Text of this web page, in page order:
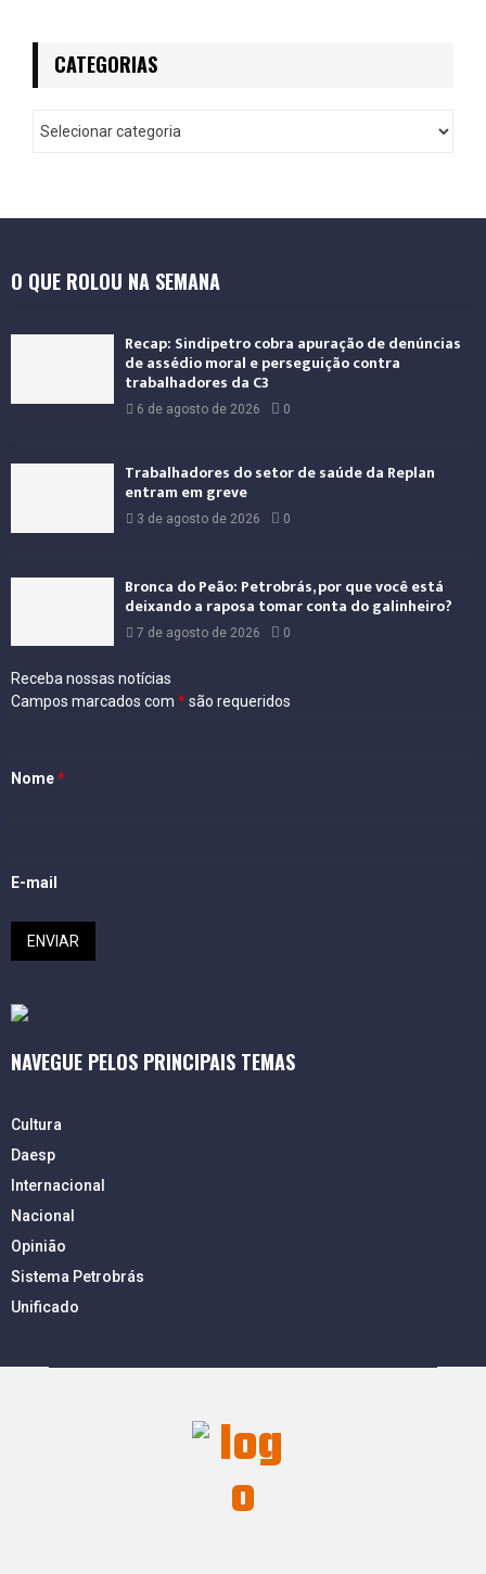
CATEGORIAS
O QUE ROLOU NA SEMANA
Recap: Sindipetro cobra apuração de denúncias
de assédio moral e perseguição contra
trabalhadores da C3
6 de agosto de 2026 0
Trabalhadores do setor de saúde da Replan
entram em greve
3 de agosto de 2026 0
Bronca do Peão: Petrobrás, por que você está
deixando a raposa tomar conta do galinheiro?
7 de agosto de 2026 0
Receba nossas notícias
Campos marcados com *são requeridos
Nome*
E-mail
NAVEGUE PELOS PRINCIPAIS TEMAS
Cultura
Daesp
Internacional
Nacional
Opinião
Sistema Petrobrás
Unificado